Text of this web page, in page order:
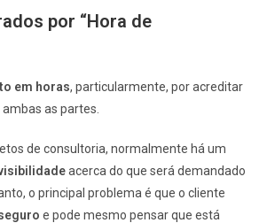
por “Hora de
em horas, particularmente, por acreditar
as partes.
de consultoria, normalmente há um
acerca do que será demandado
o principal problema é que o cliente
e pode mesmo pensar que está